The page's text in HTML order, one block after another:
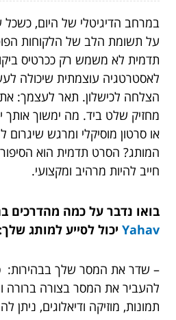
במרחב הדיגיטלי של היום, כשכל
על תשומת הלב של הלקוחות
תדמית לא משמש רק ככרטיס
לאסטרטגיה עוצמתית שיכולה
הצלחה לכישלון. תאר לעצמך:
מחזיק שלט ביד. מה ימשוך אותך
או סרטון מוסיקלי ומרגש
המותג? הסרט תדמית הוא
חייב להיות מרהיב ומקצועי.
בואו נדבר על כמה מהדרכים
Yahav יכול לסייע למותג שלך:
– שדר את המסר שלך בבהירות:
להעביר את המסר בצורה ברורה
תמונות, מוזיקה ודיאלוגים, ניתן